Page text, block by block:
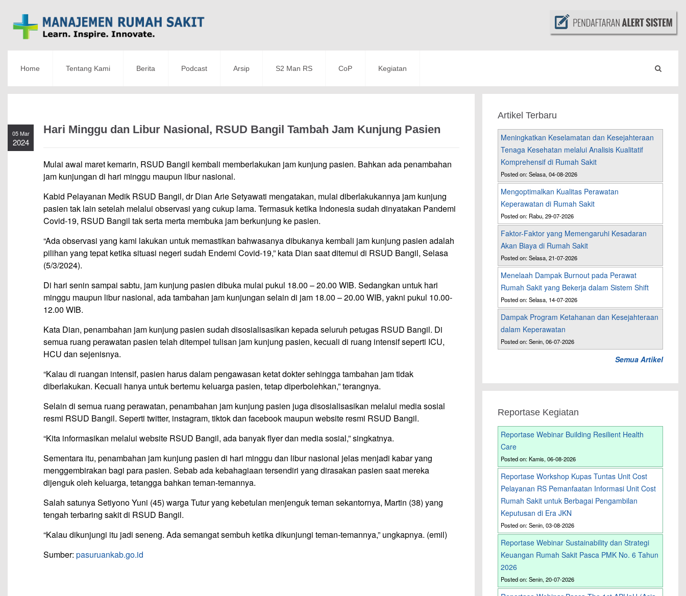
Home Tentang Kami Berita Podcast Arsip S2 Man RS CoP Kegiatan
05 Mar
2024
Hari Minggu dan Libur Nasional, RSUD Bangil Tambah Jam Kunjung Pasien
Mulai awal maret kemarin, RSUD Bangil kembali memberlakukan jam kunjung pasien. Bahkan ada penambahan
jam kunjungan di hari minggu maupun libur nasional.
Kabid Pelayanan Medik RSUD Bangil, dr Dian Arie Setyawati mengatakan, mulai diberlakukannya jam kunjung
pasien tak lain setelah melalui observasi yang cukup lama. Termasuk ketika Indonesia sudah dinyatakan Pandemi
Covid-19, RSUD Bangil tak serta merta membuka jam berkunjung ke pasien.
“Ada observasi yang kami lakukan untuk memastikan bahwasanya dibukanya kembali jam kunjung pasien adalah
pilihan yang tepat ketika situasi negeri sudah Endemi Covid-19,” kata Dian saat ditemui di RSUD Bangil, Selasa
(5/3/2024).
Di hari senin sampai sabtu, jam kunjung pasien dibuka mulai pukul 18.00 – 20.00 WIB. Sedangkan untuk hari
minggu maupun libur nasional, ada tambahan jam kunjungan selain di jam 18.00 – 20.00 WIB, yakni pukul 10.00-
12.00 WIB.
Kata Dian, penambahan jam kunjung pasien sudah disosialisasikan kepada seluruh petugas RSUD Bangil. Di
semua ruang perawatan pasien telah ditempel tulisan jam kunjung pasien, kecuali di ruang intensif seperti ICU,
HCU dan sejenisnya.
“Kalau di ruangan intensif, pasien harus dalam pengawasan ketat dokter sehingga tambahan jam tidak
diberlakukan. Kecuali hanya untuk bertemu keluarga pasien, tetap diperbolehkan,” terangnya.
Selain di semua ruang perawatan, penambahan jam kunjung pasien juga disosialisasikan melalui media sosial
resmi RSUD Bangil. Seperti twitter, instagram, tiktok dan facebook maupun website resmi RSUD Bangil.
“Kita informasikan melalui website RSUD Bangil, ada banyak flyer dan media sosial,” singkatnya.
Sementara itu, penambahan jam kunjung pasien di hari minggu dan libur nasional jelas menjadi kabar yang
menggembirakan bagi para pasien. Sebab ada kebahagiaan tersendiri yang dirasakan pasien saat mereka
dijenguk oleh keluarga, tetangga bahkan teman-temannya.
Salah satunya Setiyono Yuni (45) warga Tutur yang kebetulan menjenguk teman sekantornya, Martin (38) yang
tengah terbaring sakit di RSUD Bangil.
“Kalau dikunjungi itu jadi seneng. Ada semangat sembuh ketika dikunjungi teman-temannya,” ungkapnya. (emil)
Sumber: pasuruankab.go.id
Artikel Terbaru
Meningkatkan Keselamatan dan Kesejahteraan
Tenaga Kesehatan melalui Analisis Kualitatif
Komprehensif di Rumah Sakit
Posted on: Selasa, 04-08-2026
Mengoptimalkan Kualitas Perawatan
Keperawatan di Rumah Sakit
Posted on: Rabu, 29-07-2026
Faktor-Faktor yang Memengaruhi Kesadaran
Akan Biaya di Rumah Sakit
Posted on: Selasa, 21-07-2026
Menelaah Dampak Burnout pada Perawat
Rumah Sakit yang Bekerja dalam Sistem Shift
Posted on: Selasa, 14-07-2026
Dampak Program Ketahanan dan Kesejahteraan
dalam Keperawatan
Posted on: Senin, 06-07-2026
Semua Artikel
Reportase Kegiatan
Reportase Webinar Building Resilient Health
Care
Posted on: Kamis, 06-08-2026
Reportase Workshop Kupas Tuntas Unit Cost
Pelayanan RS Pemanfaatan Informasi Unit Cost
Rumah Sakit untuk Berbagai Pengambilan
Keputusan di Era JKN
Posted on: Senin, 03-08-2026
Reportase Webinar Sustainability dan Strategi
Keuangan Rumah Sakit Pasca PMK No. 6 Tahun
2026
Posted on: Senin, 20-07-2026